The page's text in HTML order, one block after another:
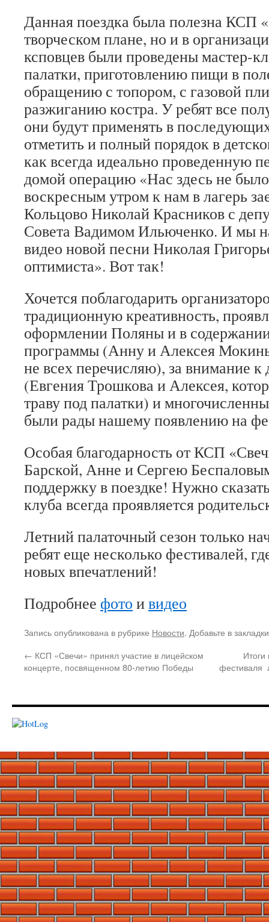
Данная поездка была полезна КСП
творческом плане, но и в
ксповцев были проведены мастер-
палатки, приготовлению пищи в
обращению с топором, с газовой
разжиганию костра. У ребят все
они будут применять в
отметить и полный порядок в
как всегда идеально проведенную
домой операцию «Нас здесь не
воскресным утром к нам в лагерь
Кольцово Николай Красников с
Совета Вадимом Ильюченко. И мы
видео новой песни Николая
оптимиста». Вот так!
Хочется поблагодарить
традиционную креативность,
оформлении Поляны и в
программы (Анну и Алексея
не всех перечисляю), за внимание к
(Евгения Трошкова и Алексея,
траву под палатки) и
были рады нашему появлению на
Особая благодарность от КСП
Барской, Анне и Сергею
поддержку в поездке! Нужно
клуба всегда проявляется
Летний палаточный сезон только
ребят еще несколько фестивалей,
новых впечатлений!
Подробнее фото ивидео
Запись опубликована в рубрике Новости. Добавьте в
← КСП «Свечи» принял участие в лицейском
концерте, посвященном 80-летию Победы
Итоги
фестиваля